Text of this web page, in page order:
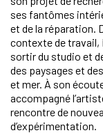
ses fantômes
et de la réparation.
contexte de travail,
sortir du studio et
des paysages et
et mer. À son
accompagné
rencontre de
d’expérimentation.